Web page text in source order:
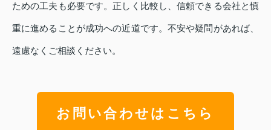
ための工夫も必要です。正しく比較し、信頼できる会社と慎
重に進めることが成功への近道です。不安や疑問があれば、
遠慮なくご相談ください。
お問い合わせはこちら